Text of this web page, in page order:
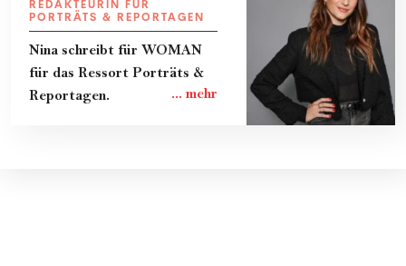
REDAKTEURIN FÜR
PORTRÄTS & REPORTAGEN
Nina schreibt für WOMAN
für das Ressort Porträts &
Reportagen.